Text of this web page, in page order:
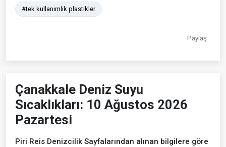
#tek kullanımlık plastikler
Paylaş
Çanakkale Deniz Suyu
Sıcaklıkları: 10 Ağustos 2026
Pazartesi
Piri Reis Denizcilik Sayfalarından alınan bilgilere göre